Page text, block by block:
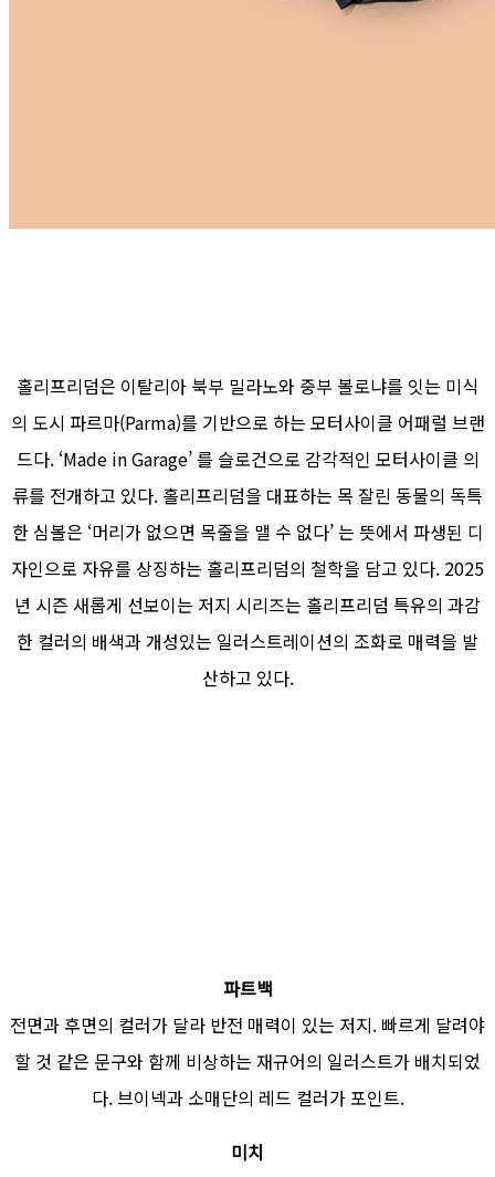
홀리프리덤은 이탈리아 북부 밀라노와 중부 볼로냐를 잇는 미식
의 도시 파르마(Parma)를 기반으로 하는 모터사이클 어패럴 브랜
드다. ‘Made in Garage’ 를 슬로건으로 감각적인 모터사이클 의
류를 전개하고 있다. 홀리프리덤을 대표하는 목 잘린 동물의 독특
한 심볼은 ‘머리가 없으면 목줄을 맬 수 없다’ 는 뜻에서 파생된 디
자인으로 자유를 상징하는 홀리프리덤의 철학을 담고 있다. 2025
년 시즌 새롭게 선보이는 저지 시리즈는 홀리프리덤 특유의 과감
한 컬러의 배색과 개성있는 일러스트레이션의 조화로 매력을 발
산하고 있다.
파트백
전면과 후면의 컬러가 달라 반전 매력이 있는 저지. 빠르게 달려야
할 것 같은 문구와 함께 비상하는 재규어의 일러스트가 배치되었
다. 브이넥과 소매단의 레드 컬러가 포인트.
미치